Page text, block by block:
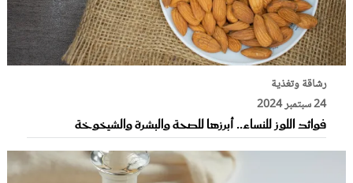
رشاقة وتغذية
24 سبتمبر 2024
فوائد اللوز للنساء.. أبرزها للصحة والبشرة والشيخوخة